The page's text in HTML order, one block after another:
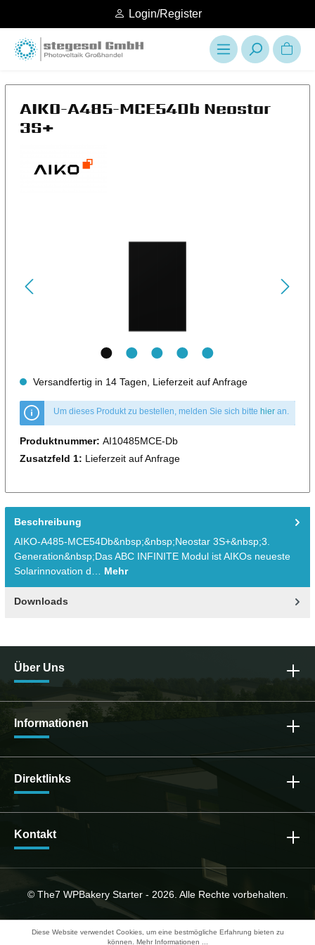
Login/Register
AIKO-A485-MCE54Db Neostar
3S+
Versandfertig in 14 Tagen, Lieferzeit auf Anfrage
Um dieses Produkt zu bestellen, melden Sie sich bitte hieran.
Produktnummer: AI10485MCE-Db
Zusatzfeld 1: Lieferzeit auf Anfrage
Beschreibung
AIKO-A485-MCE54Db&nbsp;&nbsp;Neostar 3S+&nbsp;3.
Generation&nbsp;Das ABC INFINITE Modul ist AIKOs neueste
Solarinnovation d… Mehr
Downloads
Über Uns
Informationen
Direktlinks
Kontakt
© The7 WPBakery Starter - 2026. Alle Rechte vorbehalten.
Diese Website verwendet Cookies, um eine bestmögliche Erfahrung bieten zu
können. Mehr Informationen ...